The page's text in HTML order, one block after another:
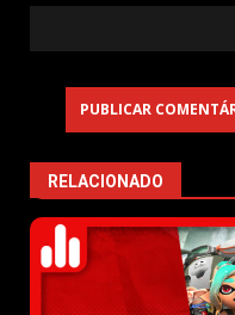
RELACIONADO